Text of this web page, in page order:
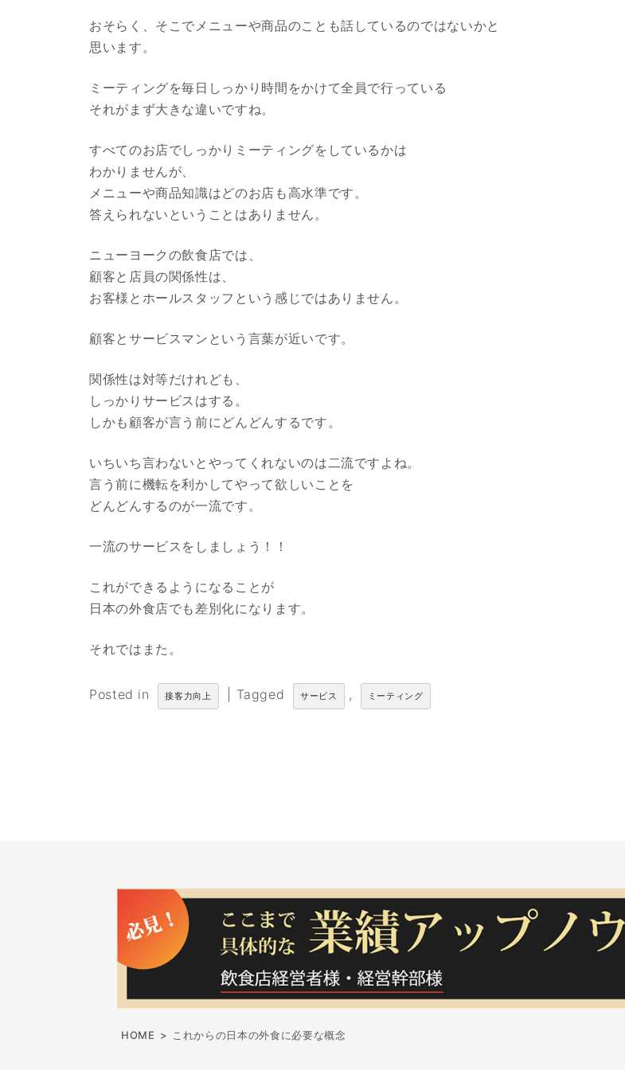
おそらく、そこでメニューや商品のことも話しているのではないかと
思います。
ミーティングを毎日しっかり時間をかけて全員で行っている
それがまず大きな違いですね。
すべてのお店でしっかりミーティングをしているかは
わかりませんが、
メニューや商品知識はどのお店も高水準です。
答えられないということはありません。
ニューヨークの飲食店では、
顧客と店員の関係性は、
お客様とホールスタッフという感じではありません。
顧客とサービスマンという言葉が近いです。
関係性は対等だけれども、
しっかりサービスはする。
しかも顧客が言う前にどんどんするです。
いちいち言わないとやってくれないのは二流ですよね。
言う前に機転を利かしてやって欲しいことを
どんどんするのが一流です。
一流のサービスをしましょう！！
これができるようになることが
日本の外食店でも差別化になります。
それではまた。
Posted in 接客力向上 Tagged サービス , ミーティング
HOME > これからの日本の外食に必要な概念